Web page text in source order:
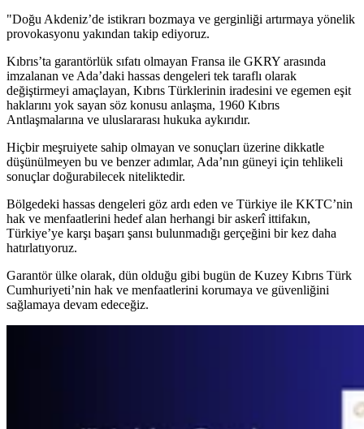
"Doğu Akdeniz’de istikrarı bozmaya ve gerginliği artırmaya yönelik
provokasyonu yakından takip ediyoruz.
Kıbrıs’ta garantörlük sıfatı olmayan Fransa ile GKRY arasında
imzalanan ve Ada’daki hassas dengeleri tek taraflı olarak
değiştirmeyi amaçlayan, Kıbrıs Türklerinin iradesini ve egemen eşit
haklarını yok sayan söz konusu anlaşma, 1960 Kıbrıs
Antlaşmalarına ve uluslararası hukuka aykırıdır.
Hiçbir meşruiyete sahip olmayan ve sonuçları üzerine dikkatle
düşünülmeyen bu ve benzer adımlar, Ada’nın güneyi için tehlikeli
sonuçlar doğurabilecek niteliktedir.
Bölgedeki hassas dengeleri göz ardı eden ve Türkiye ile KKTC’nin
hak ve menfaatlerini hedef alan herhangi bir askerî ittifakın,
Türkiye’ye karşı başarı şansı bulunmadığı gerçeğini bir kez daha
hatırlatıyoruz.
Garantör ülke olarak, dün olduğu gibi bugün de Kuzey Kıbrıs Türk
Cumhuriyeti’nin hak ve menfaatlerini korumaya ve güvenliğini
sağlamaya devam edeceğiz.